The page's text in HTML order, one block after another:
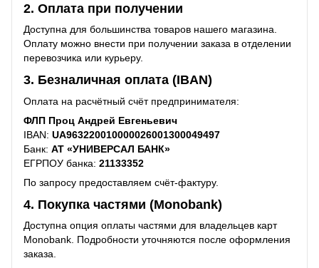
2. Оплата при получении
Доступна для большинства товаров нашего магазина.
Оплату можно внести при получении заказа в отделении
перевозчика или курьеру.
3. Безналичная оплата (IBAN)
Оплата на расчётный счёт предпринимателя:
ФЛП Проц Андрей Евгеньевич
IBAN: UA963220010000026001300049497
Банк: АТ «УНИВЕРСАЛ БАНК»
ЕГРПОУ банка: 21133352
По запросу предоставляем счёт-фактуру.
4. Покупка частями (Monobank)
Доступна опция оплаты частями для владельцев карт
Monobank. Подробности уточняются после оформления
заказа.